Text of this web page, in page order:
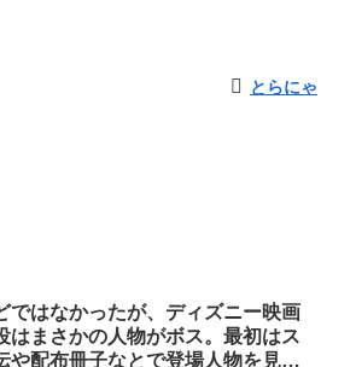
とらにゃ
ではなかったが、ディズニー映画
はまさかの人物がボス。最初はス
や配布冊子なとで登場人物を見て